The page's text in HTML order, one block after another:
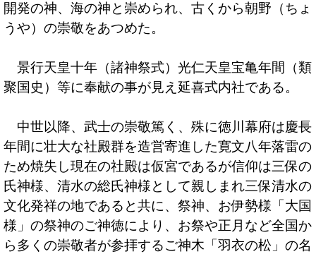
開発の神、海の神と崇められ、古くから朝野（ちょ
うや）の崇敬をあつめた。
景行天皇十年（諸神祭式）光仁天皇宝亀年間（類
聚国史）等に奉献の事が見え延喜式内社である。
中世以降、武士の崇敬篤く、殊に徳川幕府は慶長
年間に壮大な社殿群を造営寄進した寛文八年落雷の
ため焼失し現在の社殿は仮宮であるが信仰は三保の
氏神様、清水の総氏神様として親しまれ三保清水の
文化発祥の地であると共に、祭神、お伊勢様「大国
様」の祭神のご神徳により、お祭や正月など全国か
ら多くの崇敬者が参拝するご神木「羽衣の松」の名